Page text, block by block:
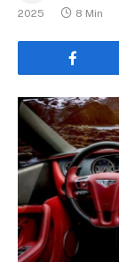
2025
8 Min